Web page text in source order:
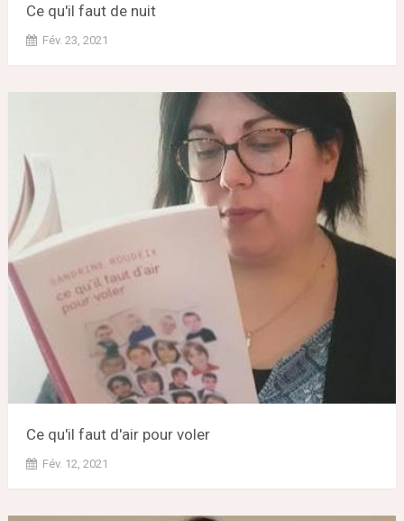
Ce qu'il faut de nuit
Fév. 23, 2021
Ce qu'il faut d'air pour voler
Fév. 12, 2021